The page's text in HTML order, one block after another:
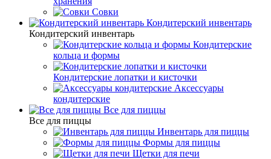
Совки
Кондитерский инвентарь
Кондитерский инвентарь
Кондитерские
кольца и формы
Кондитерские лопатки и кисточки
Аксессуары
кондитерские
Все для пиццы
Все для пиццы
Инвентарь для пиццы
Формы для пиццы
Щетки для печи